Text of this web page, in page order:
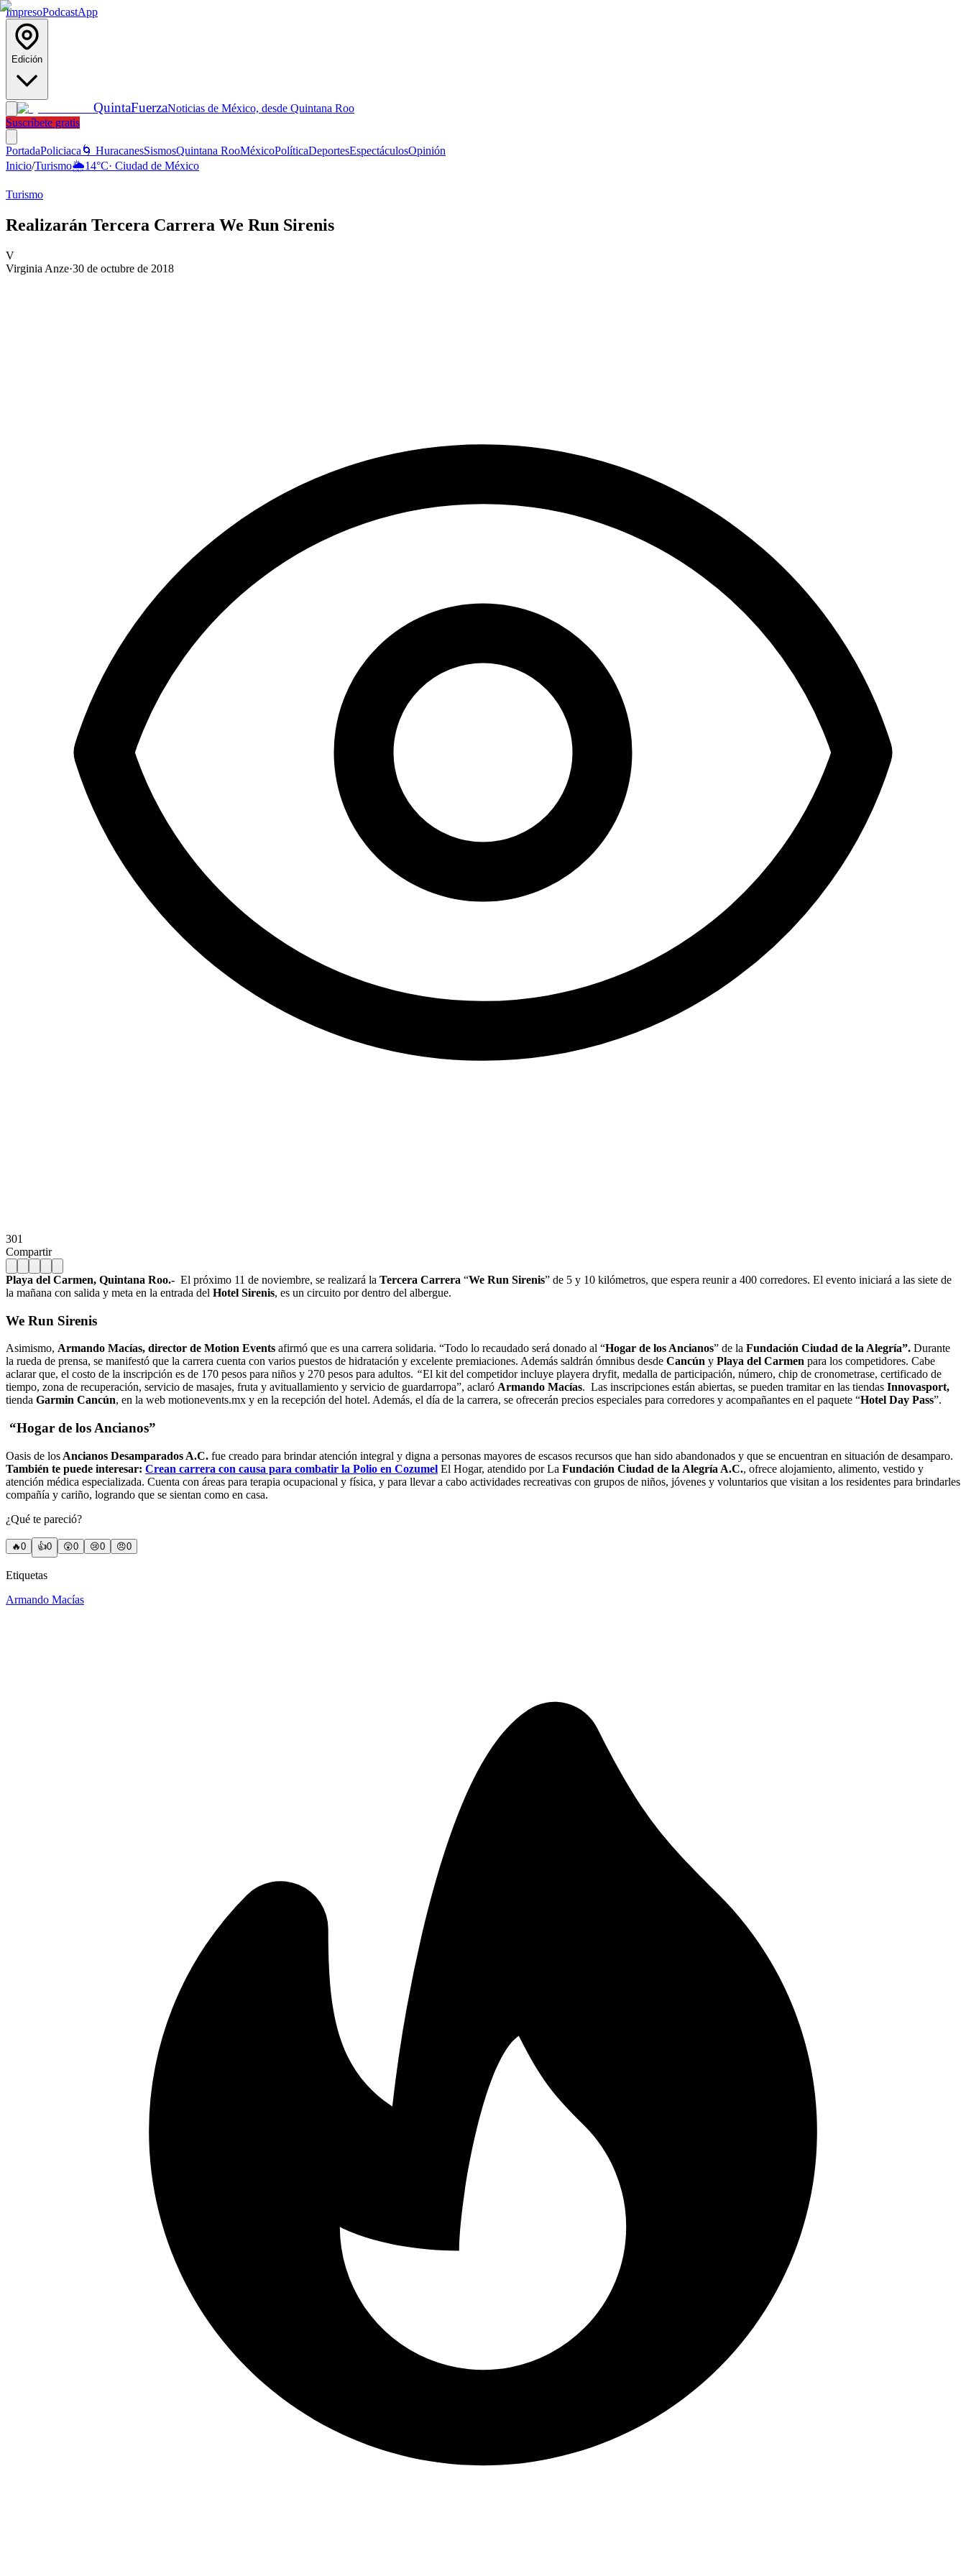
ImpresoPodcastApp
Edición
QuintaFuerzaNoticias de México, desde Quintana Roo
Suscríbete gratis
PortadaPoliciaca 🌀 HuracanesSismosQuintana RooMéxicoPolíticaDeportesEspectáculosOpinión
Inicio/Turismo🌦️14°C· Ciudad de México
Turismo
Realizarán Tercera Carrera We Run Sirenis
V
Virginia Anze·30 de octubre de 2018
301
Compartir
Playa del Carmen, Quintana Roo.- El próximo 11 de noviembre, se realizará la Tercera Carrera “We Run Sirenis” de 5 y 10 kilómetros, que espera reunir a 400 corredores. El evento iniciará a las siete de
la mañana con salida y meta en la entrada del Hotel Sirenis, es un circuito por dentro del albergue.
We Run Sirenis
Asimismo, Armando Macías, director de Motion Events afirmó que es una carrera solidaria. “Todo lo recaudado será donado al “Hogar de los Ancianos” de la Fundación Ciudad de la Alegría”. Durante
la rueda de prensa, se manifestó que la carrera cuenta con varios puestos de hidratación y excelente premiaciones. Además saldrán ómnibus desde Cancún y Playa del Carmen para los competidores. Cabe
aclarar que, el costo de la inscripción es de 170 pesos para niños y 270 pesos para adultos. “El kit del competidor incluye playera dryfit, medalla de participación, número, chip de cronometrase, certificado de
tiempo, zona de recuperación, servicio de masajes, fruta y avituallamiento y servicio de guardarropa”, aclaró Armando Macías. Las inscripciones están abiertas, se pueden tramitar en las tiendas Innovasport,
tienda Garmin Cancún, en la web motionevents.mx y en la recepción del hotel. Además, el día de la carrera, se ofrecerán precios especiales para corredores y acompañantes en el paquete “Hotel Day Pass”.
“Hogar de los Ancianos”
Oasis de los Ancianos Desamparados A.C. fue creado para brindar atención integral y digna a personas mayores de escasos recursos que han sido abandonados y que se encuentran en situación de desamparo.
También te puede interesar: Crean carrera con causa para combatir la Polio en Cozumel El Hogar, atendido por La Fundación Ciudad de la Alegría A.C., ofrece alojamiento, alimento, vestido y
atención médica especializada. Cuenta con áreas para terapia ocupacional y física, y para llevar a cabo actividades recreativas con grupos de niños, jóvenes y voluntarios que visitan a los residentes para brindarles
compañía y cariño, logrando que se sientan como en casa.
¿Qué te pareció?
🔥0 👍0 😲0 😢0 😠0
Etiquetas
Armando Macías